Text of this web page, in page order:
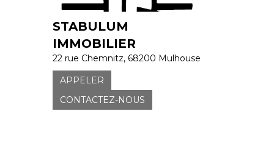
STABULUM
IMMOBILIER
22 rue Chemnitz, 68200 Mulhouse
APPELER
CONTACTEZ-NOUS